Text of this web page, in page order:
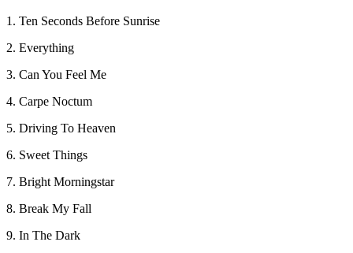
1. Ten Seconds Before Sunrise
2. Everything
3. Can You Feel Me
4. Carpe Noctum
5. Driving To Heaven
6. Sweet Things
7. Bright Morningstar
8. Break My Fall
9. In The Dark